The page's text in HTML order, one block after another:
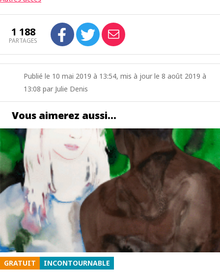
1 188
PARTAGES
Publié le 10 mai 2019 à 13:54, mis à jour le 8 août 2019 à
13:08 par Julie Denis
Vous aimerez aussi…
GRATUIT INCONTOURNABLE